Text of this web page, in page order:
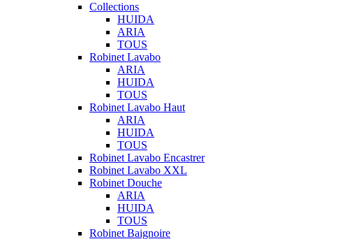
Collections
HUIDA
ARIA
TOUS
Robinet Lavabo
ARIA
HUIDA
TOUS
Robinet Lavabo Haut
ARIA
HUIDA
TOUS
Robinet Lavabo Encastrer
Robinet Lavabo XXL
Robinet Douche
ARIA
HUIDA
TOUS
Robinet Baignoire